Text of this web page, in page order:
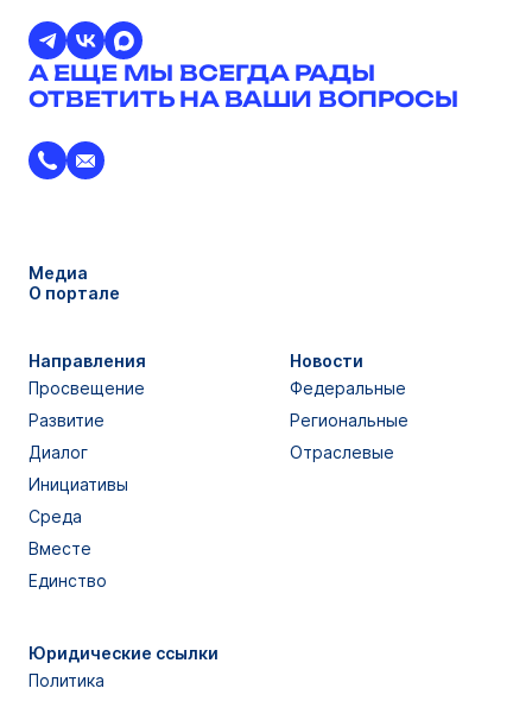
А ЕЩЕ МЫ ВСЕГДА РАДЫ
ОТВЕТИТЬ НА ВАШИ ВОПРОСЫ
Медиа
О портале
Направления
Просвещение
Развитие
Диалог
Инициативы
Среда
Вместе
Единство
Новости
Федеральные
Региональные
Отраслевые
Юридические ссылки
Политика